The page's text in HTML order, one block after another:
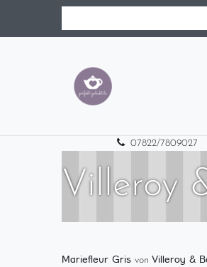
07822/7809027
Villeroy
Mariefleur Gris von Villeroy &